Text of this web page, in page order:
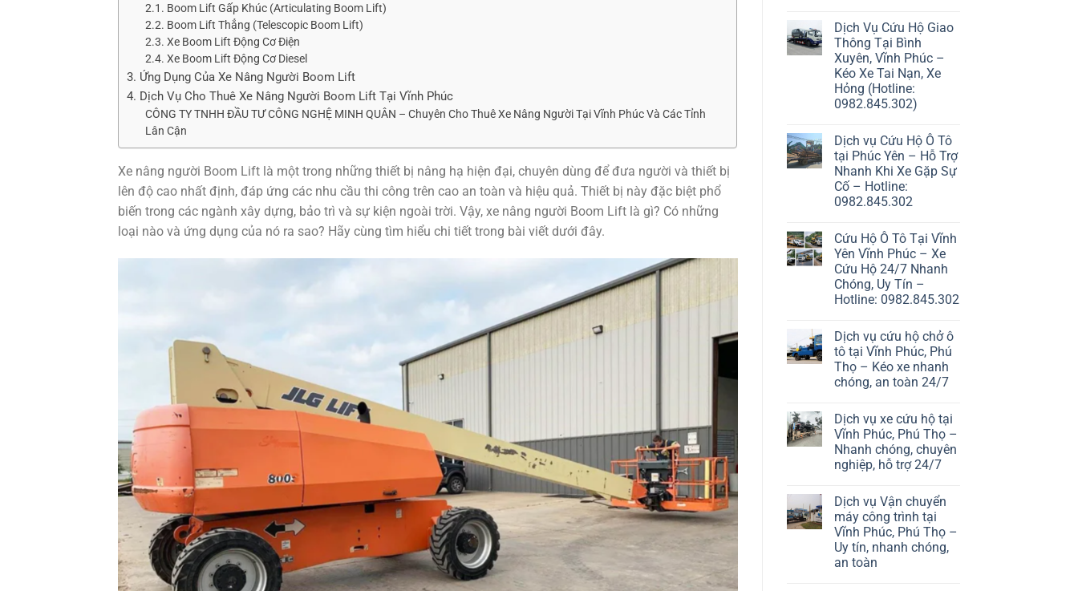
2.1. Boom Lift Gấp Khúc (Articulating Boom Lift)
2.2. Boom Lift Thẳng (Telescopic Boom Lift)
2.3. Xe Boom Lift Động Cơ Điện
2.4. Xe Boom Lift Động Cơ Diesel
3. Ứng Dụng Của Xe Nâng Người Boom Lift
4. Dịch Vụ Cho Thuê Xe Nâng Người Boom Lift Tại Vĩnh Phúc
CÔNG TY TNHH ĐẦU TƯ CÔNG NGHỆ MINH QUÂN – Chuyên Cho Thuê Xe Nâng Người Tại Vĩnh Phúc Và Các Tỉnh
Lân Cận
Xe nâng người Boom Lift là một trong những thiết bị nâng hạ hiện đại, chuyên dùng để đưa người và thiết bị
lên độ cao nhất định, đáp ứng các nhu cầu thi công trên cao an toàn và hiệu quả. Thiết bị này đặc biệt phổ
biến trong các ngành xây dựng, bảo trì và sự kiện ngoài trời. Vậy, xe nâng người Boom Lift là gì? Có những
loại nào và ứng dụng của nó ra sao? Hãy cùng tìm hiểu chi tiết trong bài viết dưới đây.
Dịch Vụ Cứu Hộ Giao
Thông Tại Bình
Xuyên, Vĩnh Phúc –
Kéo Xe Tai Nạn, Xe
Hỏng (Hotline:
0982.845.302)
Dịch vụ Cứu Hộ Ô Tô
tại Phúc Yên – Hỗ Trợ
Nhanh Khi Xe Gặp Sự
Cố – Hotline:
0982.845.302
Cứu Hộ Ô Tô Tại Vĩnh
Yên Vĩnh Phúc – Xe
Cứu Hộ 24/7 Nhanh
Chóng, Uy Tín –
Hotline: 0982.845.302
Dịch vụ cứu hộ chở ô
tô tại Vĩnh Phúc, Phú
Thọ – Kéo xe nhanh
chóng, an toàn 24/7
Dịch vụ xe cứu hộ tại
Vĩnh Phúc, Phú Thọ –
Nhanh chóng, chuyên
nghiệp, hỗ trợ 24/7
Dịch vụ Vận chuyển
máy công trình tại
Vĩnh Phúc, Phú Thọ –
Uy tín, nhanh chóng,
an toàn